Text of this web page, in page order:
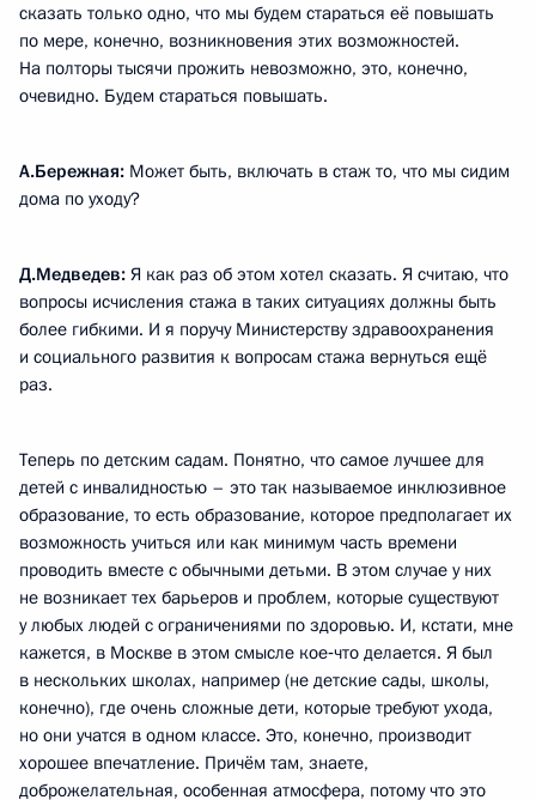
сказать только одно, что мы будем стараться её повышать
по мере, конечно, возникновения этих возможностей.
На полторы тысячи прожить невозможно, это, конечно,
очевидно. Будем стараться повышать.
А.Бережная: Может быть, включать в стаж то, что мы сидим
дома по уходу?
Д.Медведев: Я как раз об этом хотел сказать. Я считаю, что
вопросы исчисления стажа в таких ситуациях должны быть
более гибкими. И я поручу Министерству здравоохранения
и социального развития к вопросам стажа вернуться ещё
раз.
Теперь по детским садам. Понятно, что самое лучшее для
детей с инвалидностью – это так называемое инклюзивное
образование, то есть образование, которое предполагает их
возможность учиться или как минимум часть времени
проводить вместе с обычными детьми. В этом случае у них
не возникает тех барьеров и проблем, которые существуют
у любых людей с ограничениями по здоровью. И, кстати, мне
кажется, в Москве в этом смысле кое‑что делается. Я был
в нескольких школах, например (не детские сады, школы,
конечно), где очень сложные дети, которые требуют ухода,
но они учатся в одном классе. Это, конечно, производит
хорошее впечатление. Причём там, знаете,
доброжелательная, особенная атмосфера, потому что это